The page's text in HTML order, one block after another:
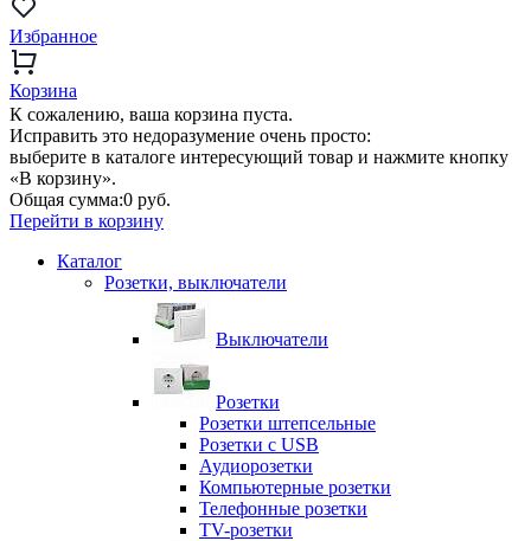
Избранное
Корзина
К сожалению, ваша корзина пуста.
Исправить это недоразумение очень просто:
выберите в каталоге интересующий товар и нажмите кнопку
«В корзину».
Общая сумма:0 руб.
Перейти в корзину
Каталог
Розетки, выключатели
Выключатели
Розетки
Розетки штепсельные
Розетки с USB
Аудиорозетки
Компьютерные розетки
Телефонные розетки
TV-розетки